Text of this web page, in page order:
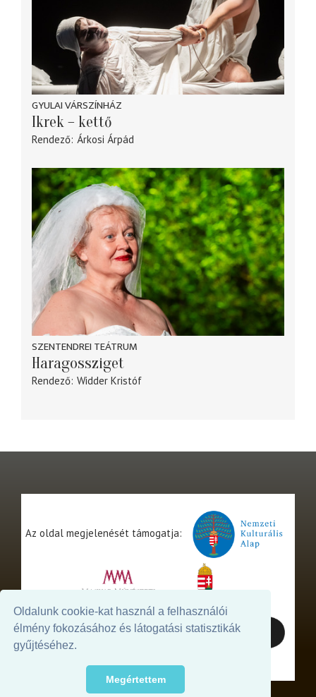
Oldalunk cookie-kat használ a felhasználói
élmény fokozásához és látogatási statisztikák
gyűjtéséhez.
Megértettem
GYULAI VÁRSZÍNHÁZ
Ikrek – kettő
Rendező Árkosi Árpád
SZENTENDREI TEÁTRUM
Haragossziget
Rendező Widder Kristóf
Az oldal megjelenését támogatja: